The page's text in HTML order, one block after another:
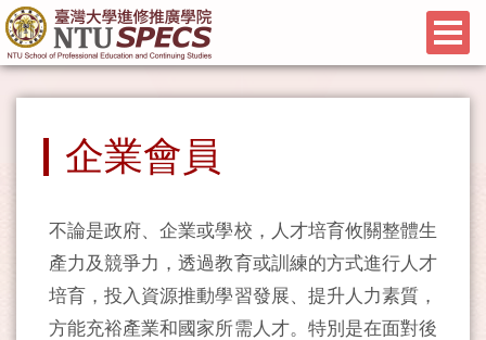
企業會員
不論是政府、企業或學校，人才培育攸關整體生
產力及競爭力，透過教育或訓練的方式進行人才
培育，投入資源推動學習發展、提升人力素質，
方能充裕產業和國家所需人才。特別是在面對後